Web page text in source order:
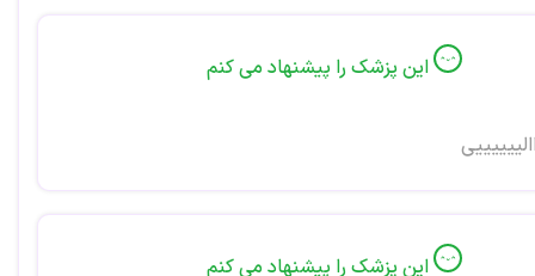
این پزشک را پیشنهاد می کنم
این پزشک را پیشنهاد می کنم